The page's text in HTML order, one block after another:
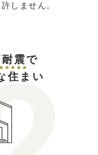
しません。
震で
住まい